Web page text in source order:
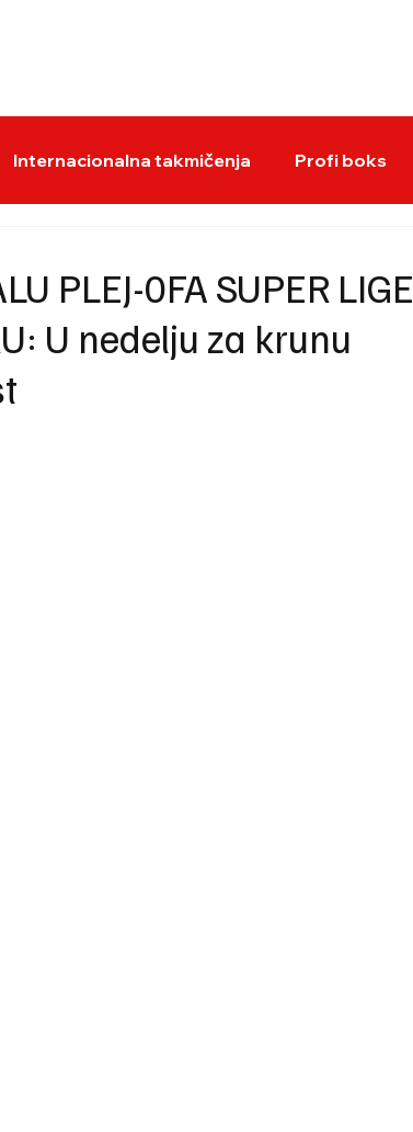
Internacionalna takmičenja Profi boks
PLEJ-0FA SUPER LIGE
U nedelju za krunu